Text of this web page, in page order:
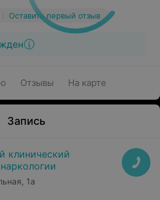
Оставить первый отзыв
Отзывы На карте
Запись
клинический
1а